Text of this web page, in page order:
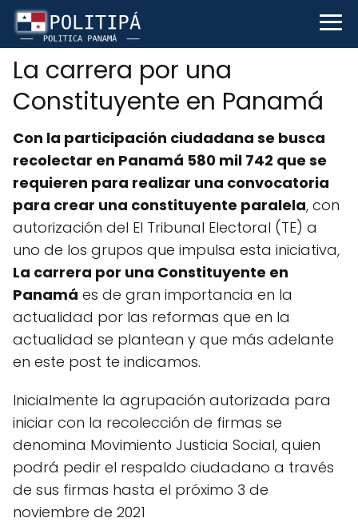
La carrera por una
Constituyente en Panamá
Con la participación ciudadana se busca
recolectar en Panamá 580 mil 742 que se
requieren para realizar una convocatoria
para crear una constituyente paralela, con
autorización del El Tribunal Electoral (TE) a
uno de los grupos que impulsa esta iniciativa,
La carrera por una Constituyente en
Panamá es de gran importancia en la
actualidad por las reformas que en la
actualidad se plantean y que más adelante
en este post te indicamos.
Inicialmente la agrupación autorizada para
iniciar con la recolección de firmas se
denomina Movimiento Justicia Social, quien
podrá pedir el respaldo ciudadano a través
de sus firmas hasta el próximo 3 de
noviembre de 2021